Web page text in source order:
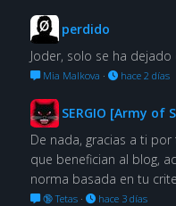
perdido
Joder, solo se ha
Mia Malkova · hace 2 días
SERGIO [Army of
De nada, gracias a ti
que benefician al blog,
norma basada en tu
🔞 Tetas· hace 3 días